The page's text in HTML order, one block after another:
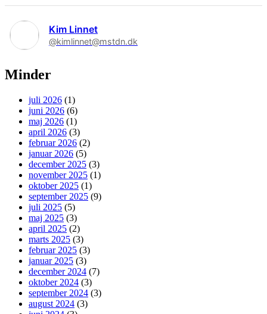
Kim Linnet
@kimlinnet@mstdn.dk
Minder
juli 2026 (1)
juni 2026 (6)
maj 2026 (1)
april 2026 (3)
februar 2026 (2)
januar 2026 (5)
december 2025 (3)
november 2025 (1)
oktober 2025 (1)
september 2025 (9)
juli 2025 (5)
maj 2025 (3)
april 2025 (2)
marts 2025 (3)
februar 2025 (3)
januar 2025 (3)
december 2024 (7)
oktober 2024 (3)
september 2024 (3)
august 2024 (3)